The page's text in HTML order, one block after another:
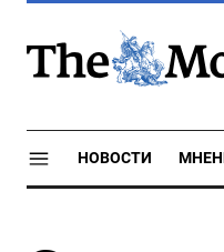
НОВОСТИ